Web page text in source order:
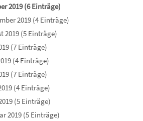
2019 (6 Einträge)
2019 (4 Einträge)
2019 (5 Einträge)
(7 Einträge)
(4 Einträge)
(7 Einträge)
(4 Einträge)
(5 Einträge)
2019 (5 Einträge)